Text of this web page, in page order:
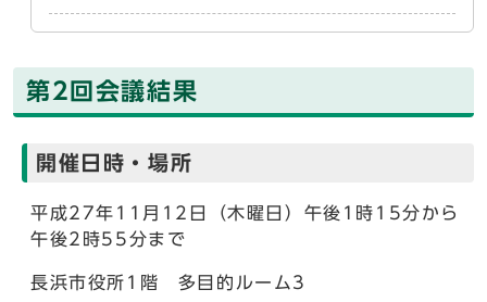
第2回会議結果
開催日時・場所
平成27年11月12日（木曜日）午後1時15分から
午後2時55分まで
長浜市役所1階 多目的ルーム3